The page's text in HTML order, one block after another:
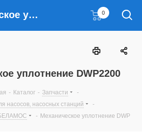
Механическое уплотнение DWP2200 0
уплотнение DWP2200
- Каталог - Запчасти
-
насосов, насосных станций
-
БЕЛАМОС
- Механическое уплотнение DWP